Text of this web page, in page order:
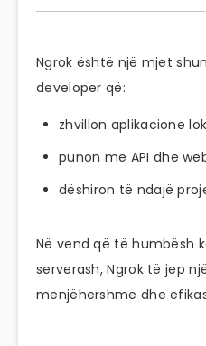
Ngrok është një mjet
developer që:
zhvillon aplikacione
punon me API dhe
dëshiron të ndajë
Në vend që të humbësh
serverash, Ngrok të jep
menjëhershme dhe